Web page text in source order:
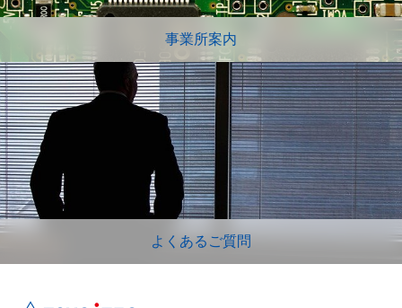
事業所案内
よくあるご質問